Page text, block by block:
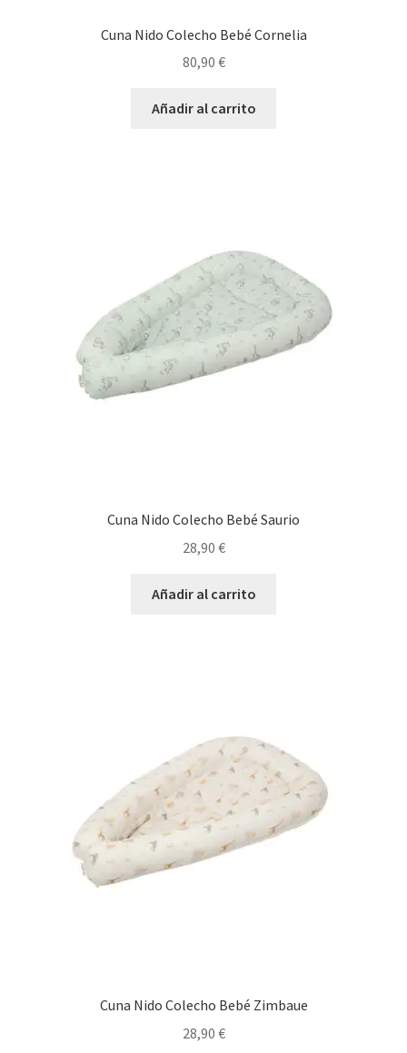
Cuna Nido Colecho Bebé Cornelia
80,90 €
Añadir al carrito
Cuna Nido Colecho Bebé Saurio
28,90 €
Añadir al carrito
Cuna Nido Colecho Bebé Zimbaue
28,90 €